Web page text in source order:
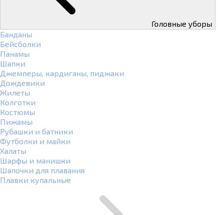
Головные уборы
Банданы
Бейсболки
Панамы
Шапки
Джемперы, кардиганы, пиджаки
Дождевики
Жилеты
Колготки
Костюмы
Пижамы
Рубашки и батники
Футболки и майки
Халаты
Шарфы и манишки
Шапочки для плавания
Плавки купальные